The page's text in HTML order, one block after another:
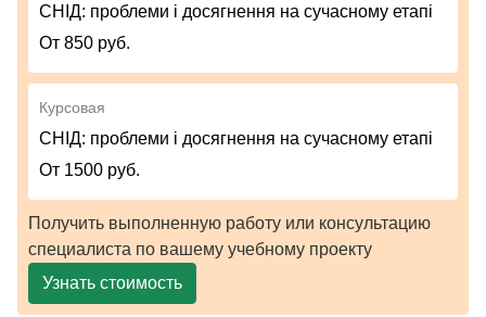
СНІД: проблеми і досягнення на сучасному етапі
От 850 руб.
Курсовая
СНІД: проблеми і досягнення на сучасному етапі
От 1500 руб.
Получить выполненную работу или консультацию
специалиста по вашему учебному проекту
Узнать стоимость